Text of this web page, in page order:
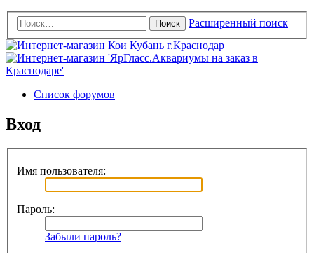
Поиск Расширенный поиск
Список форумов
Вход
Имя пользователя:
Пароль:
Забыли пароль?